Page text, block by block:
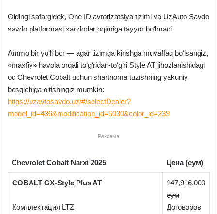
Oldingi safargidek, One ID avtorizatsiya tizimi va UzAuto Savdo
savdo platformasi xaridorlar oqimiga tayyor bo‘lmadi.
Ammo bir yo‘li bor — agar tizimga kirishga muvaffaq bo‘lsangiz,
«maxfiy» havola orqali to‘g‘ridan-to‘g‘ri Style AT jihozlanishidagi
oq Chevrolet Cobalt uchun shartnoma tuzishning yakuniy
bosqichiga o‘tishingiz mumkin:
https://uzavtosavdo.uz/#/selectDealer?
model_id=436&modification_id=5030&color_id=239
Реклама
Chevrolet Cobalt Narxi 2025 Цена (сум)
COBALT GX-Style Plus AT
Комплектация LTZ
147,916,000
сум
Договоров